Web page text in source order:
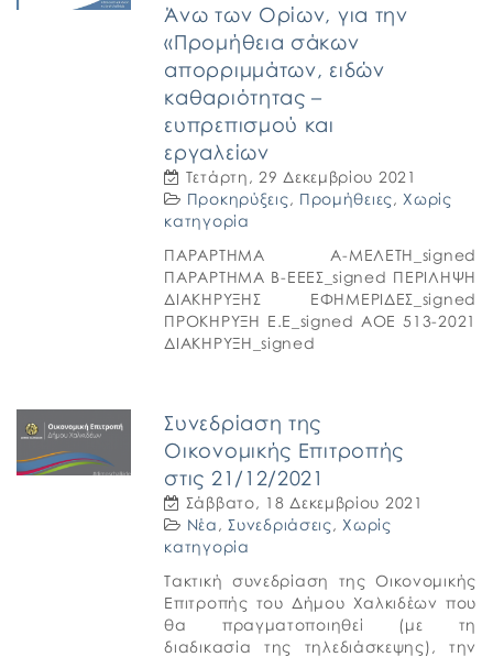
Άνω των Ορίων, για την
«Προμήθεια σάκων
απορριμμάτων, ειδών
καθαριότητας –
ευπρεπισμού και
εργαλείων
Τετάρτη, 29 Δεκεμβρίου 2021
Προκηρύξεις, Προμήθειες, Χωρίς
κατηγορία
ΠΑΡΑΡΤΗΜΑ Α-ΜΕΛΕΤΗ_signed
ΠΑΡΑΡΤΗΜΑ Β-ΕΕΕΣ_signed ΠΕΡΙΛΗΨΗ
ΔΙΑΚΗΡΥΞΗΣ ΕΦΗΜΕΡΙΔΕΣ_signed
ΠΡΟΚΗΡΥΞΗ Ε.Ε_signed ΑΟΕ 513-2021
ΔΙΑΚΗΡΥΞΗ_signed
Συνεδρίαση της
Οικονομικής Επιτροπής
στις 21/12/2021
Σάββατο, 18 Δεκεμβρίου 2021
Νέα ,Συνεδριάσεις, Χωρίς
κατηγορία
Tακτική συνεδρίαση της Οικονομικής
Επιτροπής του Δήμου Χαλκιδέων που
θα πραγματοποιηθεί (με τη
διαδικασία της τηλεδιάσκεψης), την